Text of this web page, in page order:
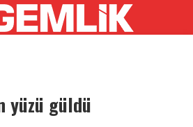
yüzü güldü